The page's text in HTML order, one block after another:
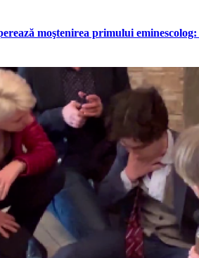
moştenirea primului